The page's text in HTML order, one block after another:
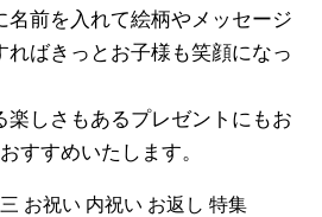
名前を入れて絵柄やメッセージ
ればきっとお子様も笑顔になっ
楽しさもあるプレゼントにもお
すすめいたします。
お祝い 内祝い お返し 特集